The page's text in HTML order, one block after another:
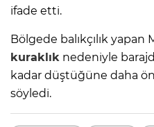
ifade etti.
Bölgede balıkçılık yapan
kuraklık nedeniyle
kadar düştüğüne daha
söyledi.